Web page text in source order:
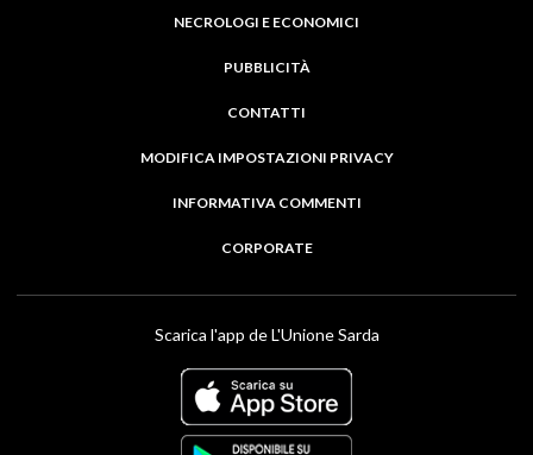
NECROLOGI E ECONOMICI
PUBBLICITÀ
CONTATTI
MODIFICA IMPOSTAZIONI PRIVACY
INFORMATIVA COMMENTI
CORPORATE
Scarica l'app de L'Unione Sarda